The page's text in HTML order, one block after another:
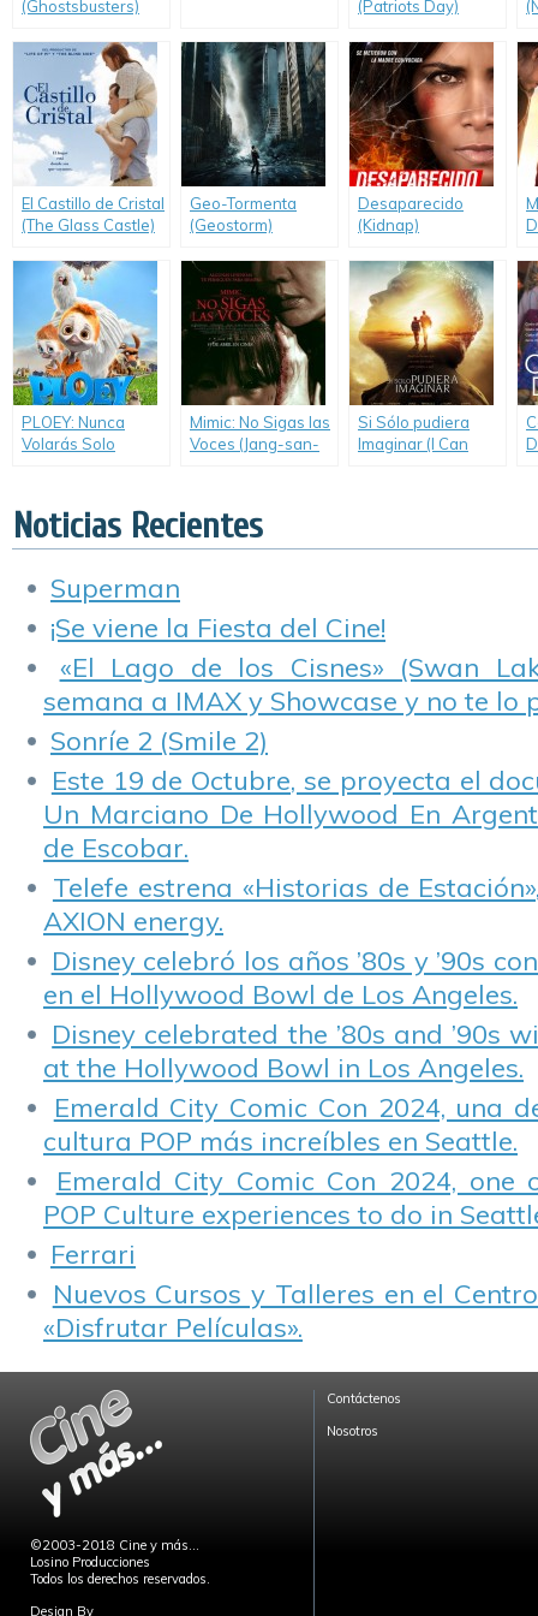
(Ghostsbusters) (Patriots Day)
El Castillo de Cristal
(The Glass Castle)
Geo-Tormenta
(Geostorm)
Desaparecido
(Kidnap)
PLOEY: Nunca
Volarás Solo
Mimic: No Sigas las
Voces (Jang-san-
Si Sólo pudiera
Imaginar (I Can
Noticias Recientes
Superman
¡Se viene la Fiesta del Cine!
«El Lago de los Cisnes» (Swan
semana a IMAX y Showcase y no te lo
Sonríe 2 (Smile 2)
Este 19 de Octubre, se proyecta el
Un Marciano De Hollywood En
de Escobar.
Telefe estrena «Historias de
AXION energy.
Disney celebró los años ’80s y ’90s
en el Hollywood Bowl de Los Angeles.
Disney celebrated the ’80s and ’90s
at the Hollywood Bowl in Los Angeles.
Emerald City Comic Con 2024, una
cultura POP más increíbles en Seattle.
Emerald City Comic Con 2024,
POP Culture experiences to do in
Ferrari
Nuevos Cursos y Talleres en el
«Disfrutar Películas».
©2003-2018 Cine y más...
Losino Producciones
Todos los derechos reservados.
Design By
Contáctenos
Nosotros